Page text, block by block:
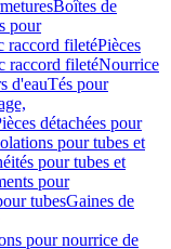
Boîtes de
pour
raccord filetéPièces
raccord filetéNourrice
d'eauTés pour
détachées pour
pour tubes et
pour tubes et
pour
tubesGaines de
pour nourrice de